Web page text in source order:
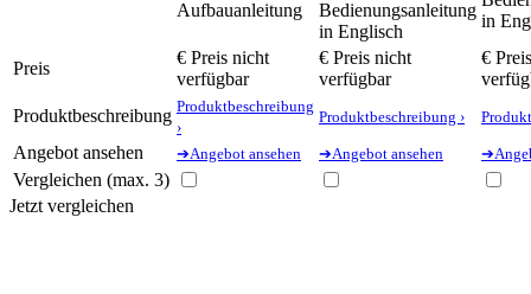
Aufbauanleitung
Bedienungsanleitung
in Englisch
in
Preis
€ Preis nicht
verfügbar
€ Preis nicht
verfügbar
€
Produktbeschreibung Produktbeschreibung
›
Produktbeschreibung ›
Angebot ansehen ➔Angebot ansehen ➔Angebot ansehen
Vergleichen (max. 3)
Jetzt vergleichen